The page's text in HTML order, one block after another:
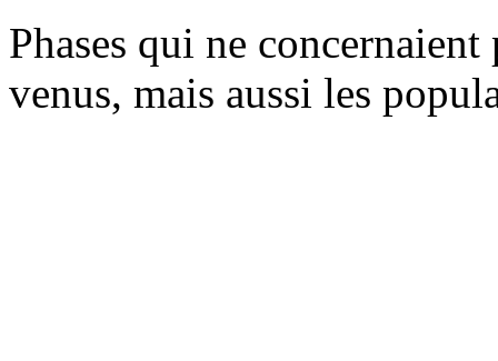
Phases qui ne
venus, mais aussi les